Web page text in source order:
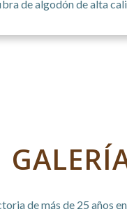
de algodón de alta
de más de 25 años